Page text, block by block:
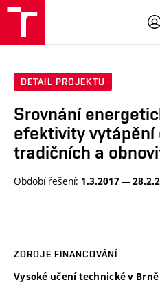
DETAIL PROJEKTU
Srovnání
efektivity vytápění
tradičních a
Období řešení: 1.3.2017 —
ZDROJE FINANCOVÁNÍ
Vysoké učení technické v Brně